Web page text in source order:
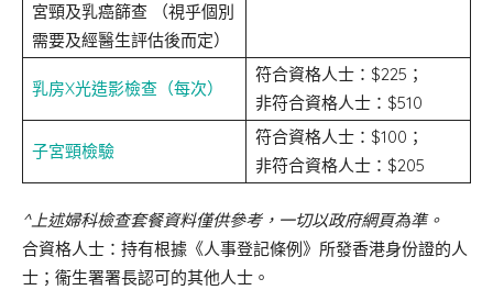
宮頸及乳癌篩查 （視乎個別
需要及經醫生評估後而定）
乳房X光造影檢查（每次）
符合資格人士：$225；
非符合資格人士：$510
子宮頸檢驗
符合資格人士：$100；
非符合資格人士：$205
^上述婦科檢查套餐資料僅供參考，一切以政府網頁為準。
合資格人士：持有根據《人事登記條例》所發香港身份證的人
士；衞生署署長認可的其他人士。